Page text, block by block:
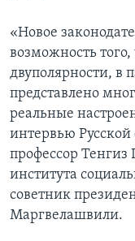
«Новое
возможность
двуполярности, в
представлено
реальные
интервью
профессор Тенгиз
института
советник
Маргвелашвили.